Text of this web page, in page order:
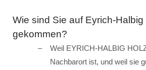
Wie sind Sie auf Eyrich-
gekommen?
Weil EYRICH-HALBIG
Nachbarort ist, und weil sie